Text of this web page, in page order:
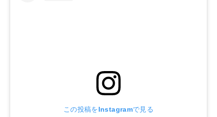
この投稿をInstagramで見る